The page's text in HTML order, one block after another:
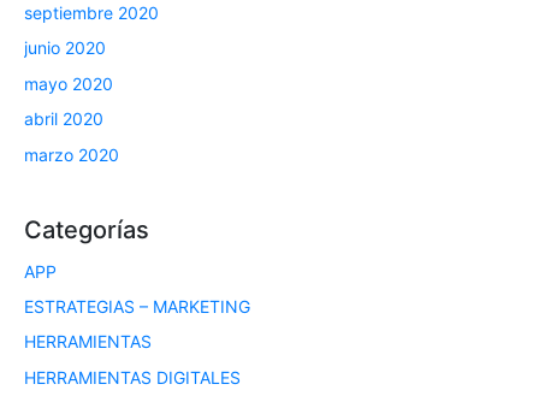
septiembre 2020
junio 2020
mayo 2020
abril 2020
marzo 2020
Categorías
APP
ESTRATEGIAS – MARKETING
HERRAMIENTAS
HERRAMIENTAS DIGITALES